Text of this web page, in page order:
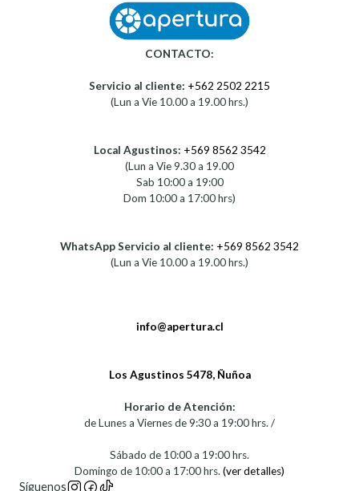
CONTACTO:
Servicio al cliente: +562 2502 2215
(Lun a Vie 10.00 a 19.00 hrs.)
Local Agustinos: +569 8562 3542
(Lun a Vie 9.30 a 19.00
Sab 10:00 a 19:00
Dom 10:00 a 17:00 hrs)
WhatsApp Servicio al cliente: +569 8562 3542
(Lun a Vie 10.00 a 19.00 hrs.)
info@apertura.cl
Los Agustinos 5478, Ñuñoa
Horario de Atención:
de Lunes a Viernes de 9:30 a 19:00 hrs. /
Sábado de 10:00 a 19:00 hrs.
Domingo de 10:00 a 17:00 hrs. (ver detalles)
Síguenos